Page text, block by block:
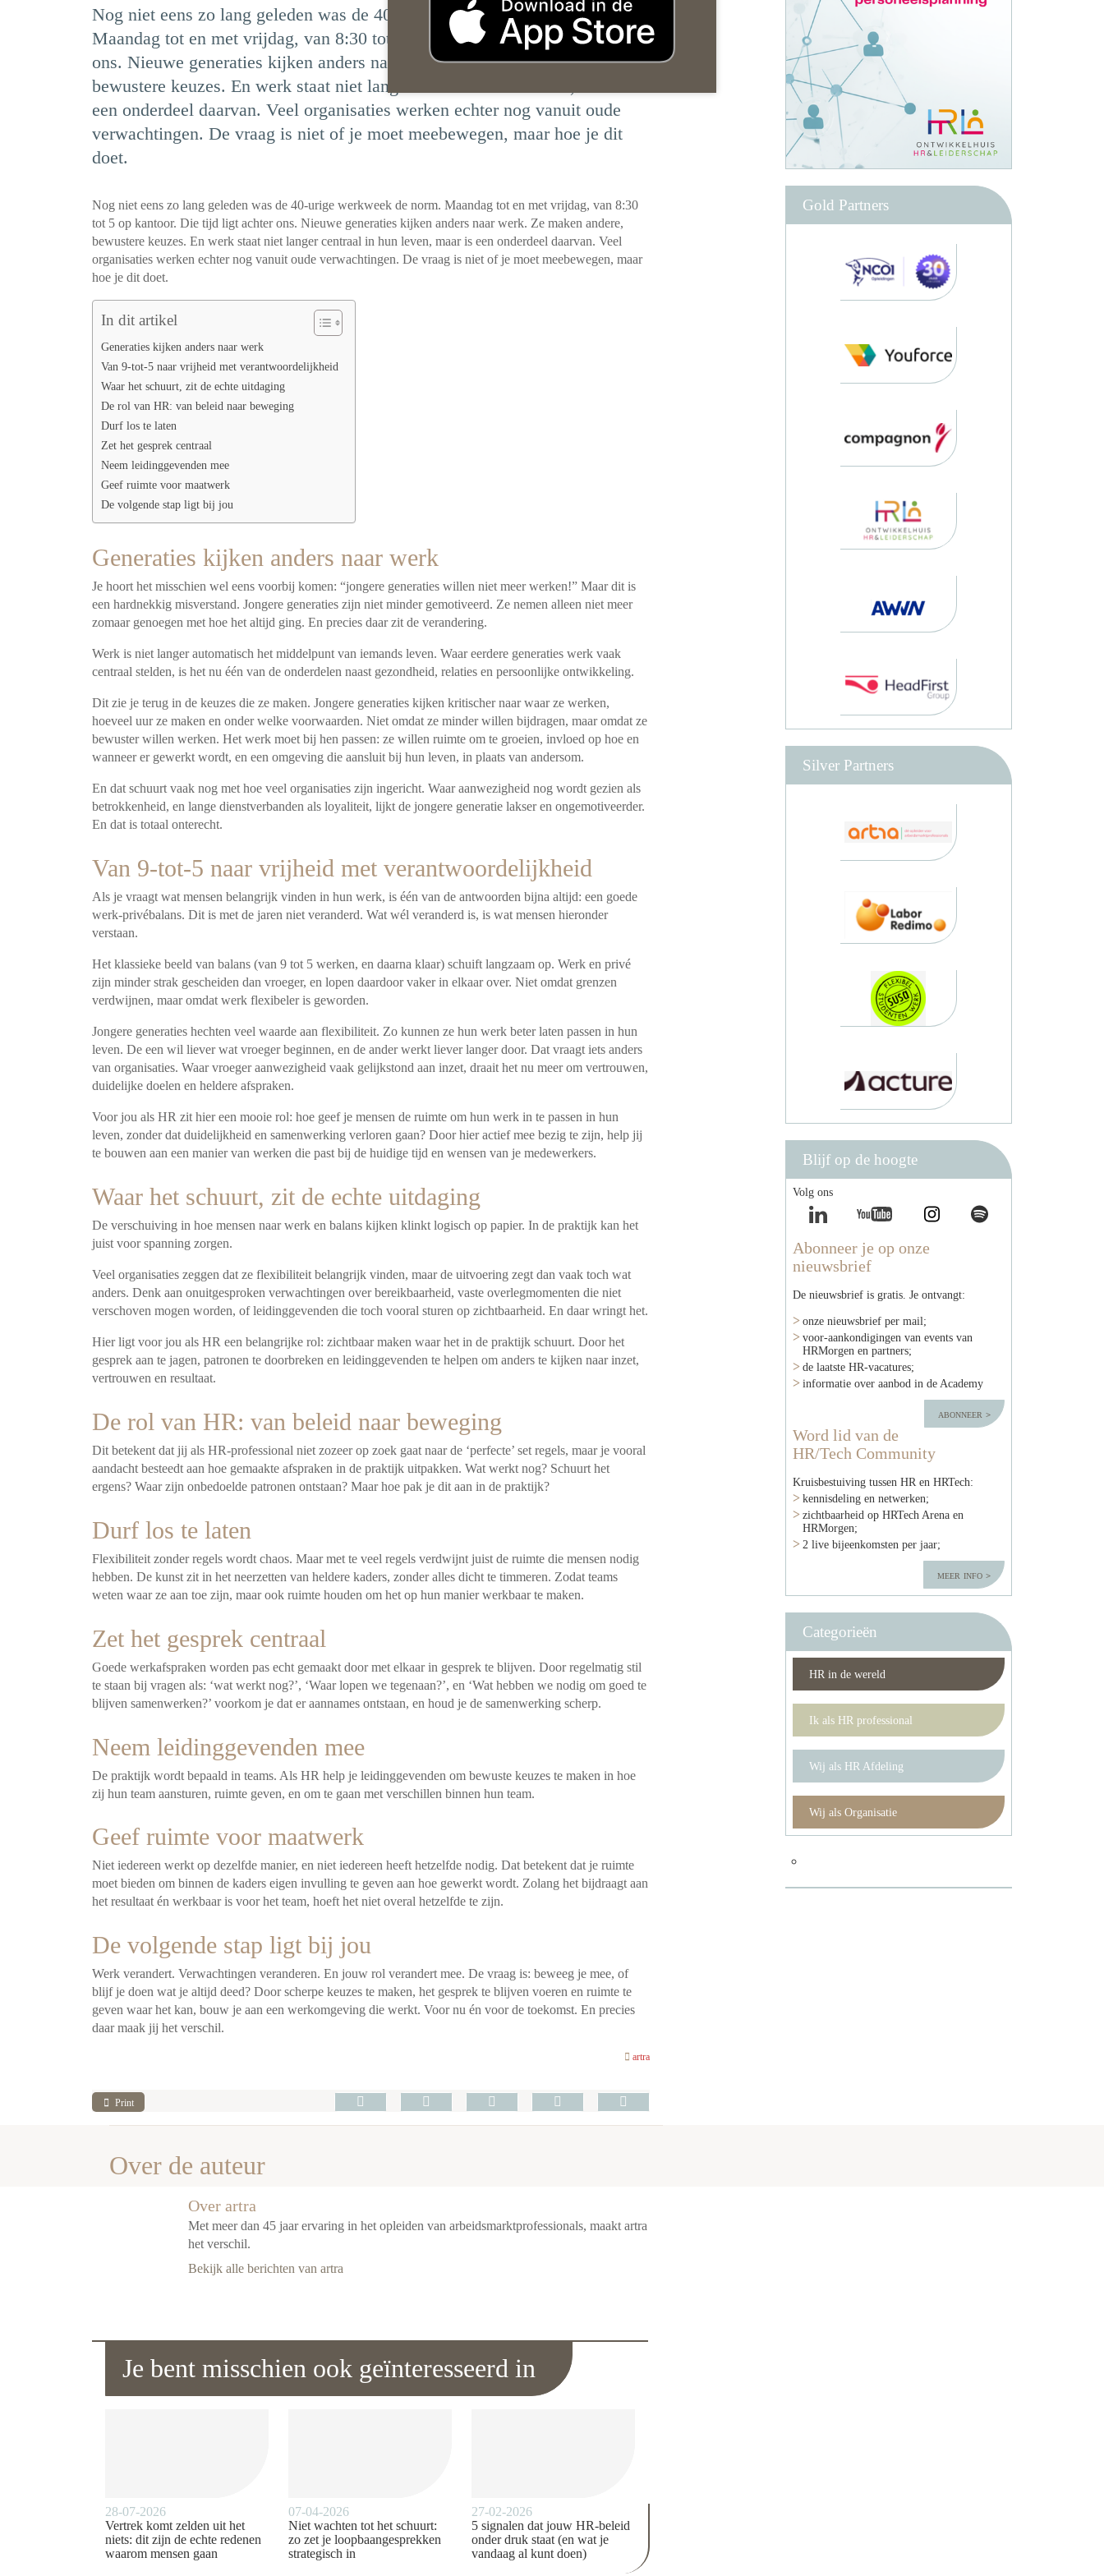
Nog niet eens zo lang geleden was de 40-urige werkweek de norm.
Maandag tot en met vrijdag, van 8:30 tot 5 op kantoor. Die tijd ligt achter
ons. Nieuwe generaties kijken anders naar werk. Ze maken andere,
bewustere keuzes. En werk staat niet langer centraal in hun leven, maar is
een onderdeel daarvan. Veel organisaties werken echter nog vanuit oude
verwachtingen. De vraag is niet of je moet meebewegen, maar hoe je dit
doet.
Nog niet eens zo lang geleden was de 40-urige werkweek de norm. Maandag tot en met vrijdag, van 8:30
tot 5 op kantoor. Die tijd ligt achter ons. Nieuwe generaties kijken anders naar werk. Ze maken andere,
bewustere keuzes. En werk staat niet langer centraal in hun leven, maar is een onderdeel daarvan. Veel
organisaties werken echter nog vanuit oude verwachtingen. De vraag is niet of je moet meebewegen, maar
hoe je dit doet.
In dit artikel
Generaties kijken anders naar werk
Van 9-tot-5 naar vrijheid met verantwoordelijkheid
Waar het schuurt, zit de echte uitdaging
De rol van HR: van beleid naar beweging
Durf los te laten
Zet het gesprek centraal
Neem leidinggevenden mee
Geef ruimte voor maatwerk
De volgende stap ligt bij jou
Generaties kijken anders naar werk
Je hoort het misschien wel eens voorbij komen: “jongere generaties willen niet meer werken!” Maar dit is
een hardnekkig misverstand. Jongere generaties zijn niet minder gemotiveerd. Ze nemen alleen niet meer
zomaar genoegen met hoe het altijd ging. En precies daar zit de verandering.
Werk is niet langer automatisch het middelpunt van iemands leven. Waar eerdere generaties werk vaak
centraal stelden, is het nu één van de onderdelen naast gezondheid, relaties en persoonlijke ontwikkeling.
Dit zie je terug in de keuzes die ze maken. Jongere generaties kijken kritischer naar waar ze werken,
hoeveel uur ze maken en onder welke voorwaarden. Niet omdat ze minder willen bijdragen, maar omdat ze
bewuster willen werken. Het werk moet bij hen passen: ze willen ruimte om te groeien, invloed op hoe en
wanneer er gewerkt wordt, en een omgeving die aansluit bij hun leven, in plaats van andersom.
En dat schuurt vaak nog met hoe veel organisaties zijn ingericht. Waar aanwezigheid nog wordt gezien als
betrokkenheid, en lange dienstverbanden als loyaliteit, lijkt de jongere generatie lakser en ongemotiveerder.
En dat is totaal onterecht.
Van 9-tot-5 naar vrijheid met verantwoordelijkheid
Als je vraagt wat mensen belangrijk vinden in hun werk, is één van de antwoorden bijna altijd: een goede
werk-privébalans. Dit is met de jaren niet veranderd. Wat wél veranderd is, is wat mensen hieronder
verstaan.
Het klassieke beeld van balans (van 9 tot 5 werken, en daarna klaar) schuift langzaam op. Werk en privé
zijn minder strak gescheiden dan vroeger, en lopen daardoor vaker in elkaar over. Niet omdat grenzen
verdwijnen, maar omdat werk flexibeler is geworden.
Jongere generaties hechten veel waarde aan flexibiliteit. Zo kunnen ze hun werk beter laten passen in hun
leven. De een wil liever wat vroeger beginnen, en de ander werkt liever langer door. Dat vraagt iets anders
van organisaties. Waar vroeger aanwezigheid vaak gelijkstond aan inzet, draait het nu meer om vertrouwen,
duidelijke doelen en heldere afspraken.
Voor jou als HR zit hier een mooie rol: hoe geef je mensen de ruimte om hun werk in te passen in hun
leven, zonder dat duidelijkheid en samenwerking verloren gaan? Door hier actief mee bezig te zijn, help jij
te bouwen aan een manier van werken die past bij de huidige tijd en wensen van je medewerkers.
Waar het schuurt, zit de echte uitdaging
De verschuiving in hoe mensen naar werk en balans kijken klinkt logisch op papier. In de praktijk kan het
juist voor spanning zorgen.
Veel organisaties zeggen dat ze flexibiliteit belangrijk vinden, maar de uitvoering zegt dan vaak toch wat
anders. Denk aan onuitgesproken verwachtingen over bereikbaarheid, vaste overlegmomenten die niet
verschoven mogen worden, of leidinggevenden die toch vooral sturen op zichtbaarheid. En daar wringt het.
Hier ligt voor jou als HR een belangrijke rol: zichtbaar maken waar het in de praktijk schuurt. Door het
gesprek aan te jagen, patronen te doorbreken en leidinggevenden te helpen om anders te kijken naar inzet,
vertrouwen en resultaat.
De rol van HR: van beleid naar beweging
Dit betekent dat jij als HR-professional niet zozeer op zoek gaat naar de ‘perfecte’ set regels, maar je vooral
aandacht besteedt aan hoe gemaakte afspraken in de praktijk uitpakken. Wat werkt nog? Schuurt het
ergens? Waar zijn onbedoelde patronen ontstaan? Maar hoe pak je dit aan in de praktijk?
Durf los te laten
Flexibiliteit zonder regels wordt chaos. Maar met te veel regels verdwijnt juist de ruimte die mensen nodig
hebben. De kunst zit in het neerzetten van heldere kaders, zonder alles dicht te timmeren. Zodat teams
weten waar ze aan toe zijn, maar ook ruimte houden om het op hun manier werkbaar te maken.
Zet het gesprek centraal
Goede werkafspraken worden pas echt gemaakt door met elkaar in gesprek te blijven. Door regelmatig stil
te staan bij vragen als: ‘wat werkt nog?’, ‘Waar lopen we tegenaan?’, en ‘Wat hebben we nodig om goed te
blijven samenwerken?’ voorkom je dat er aannames ontstaan, en houd je de samenwerking scherp.
Neem leidinggevenden mee
De praktijk wordt bepaald in teams. Als HR help je leidinggevenden om bewuste keuzes te maken in hoe
zij hun team aansturen, ruimte geven, en om te gaan met verschillen binnen hun team.
Geef ruimte voor maatwerk
Niet iedereen werkt op dezelfde manier, en niet iedereen heeft hetzelfde nodig. Dat betekent dat je ruimte
moet bieden om binnen de kaders eigen invulling te geven aan hoe gewerkt wordt. Zolang het bijdraagt aan
het resultaat én werkbaar is voor het team, hoeft het niet overal hetzelfde te zijn.
De volgende stap ligt bij jou
Werk verandert. Verwachtingen veranderen. En jouw rol verandert mee. De vraag is: beweeg je mee, of
blijf je doen wat je altijd deed? Door scherpe keuzes te maken, het gesprek te blijven voeren en ruimte te
geven waar het kan, bouw je aan een werkomgeving die werkt. Voor nu én voor de toekomst. En precies
daar maak jij het verschil.
artra
Print
Over de auteur
Over artra
Met meer dan 45 jaar ervaring in het opleiden van arbeidsmarktprofessionals, maakt artra
het verschil.
Bekijk alle berichten van artra
Je bent misschien ook geïnteresseerd in
28-07-2026
Vertrek komt zelden uit het
niets: dit zijn de echte redenen
waarom mensen gaan
07-04-2026
Niet wachten tot het schuurt:
zo zet je loopbaangesprekken
strategisch in
27-02-2026
5 signalen dat jouw HR-beleid
onder druk staat (en wat je
vandaag al kunt doen)
Gold Partners
Silver Partners
Blijf op de hoogte
Volg ons
Abonneer je op onze
nieuwsbrief
De nieuwsbrief is gratis. Je ontvangt:
onze nieuwsbrief per mail;
voor-aankondigingen van events van
HRMorgen en partners;
de laatste HR-vacatures;
informatie over aanbod in de Academy
abonneer
Word lid van de
HR/Tech Community
Kruisbestuiving tussen HR en HRTech:
kennisdeling en netwerken;
zichtbaarheid op HRTech Arena en
HRMorgen;
2 live bijeenkomsten per jaar;
meer info
Categorieën
HR in de wereld
Ik als HR professional
Wij als HR Afdeling
Wij als Organisatie